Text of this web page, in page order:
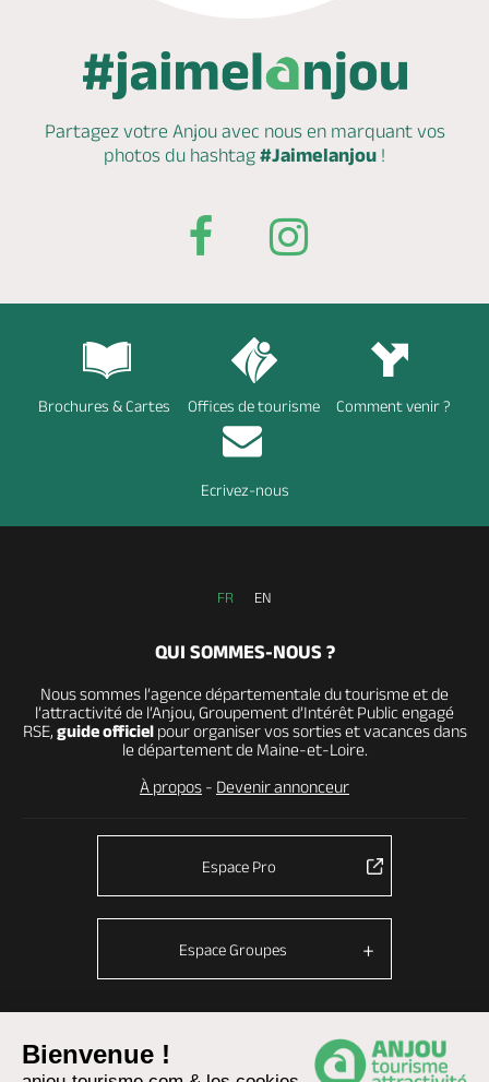
Bienvenue !
Partagez votre Anjou avec nous en marquantvos
photos du hashtag #Jaimelanjou !
Brochures & Cartes Offices de tourisme Comment venir ?
Ecrivez-nous
FR EN
QUI SOMMES-NOUS ?
Nous sommes l’agence départementale du tourisme et de
l’attractivité de l’Anjou, Groupement d’Intérêt Public engagé
RSE, guide officielpour organiser vos sorties et vacances dans
le département de Maine-et-Loire.
À propos - Devenir annonceur
Espace Pro
Espace Groupes
© Anjou tourisme 2026 - Fonctionnement du site